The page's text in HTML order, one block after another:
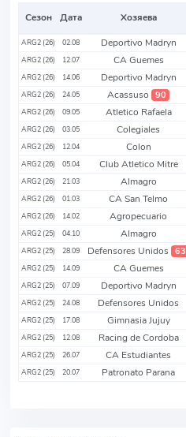
Сезон Дата Хозяева
ARG2 (26) 02.08 Deportivo Madryn
ARG2 (26) 12.07 CA Guemes
ARG2 (26) 14.06 Deportivo Madryn
ARG2 (26) 24.05 Acassuso 90
ARG2 (26) 09.05 Atletico Rafaela
ARG2 (26) 03.05 Colegiales
ARG2 (26) 12.04 Colon
ARG2 (26) 05.04 Club Atletico Mitre
ARG2 (26) 21.03 Almagro
ARG2 (26) 01.03 CA San Telmo
ARG2 (26) 14.02 Agropecuario
ARG2 (25) 04.10 Almagro
ARG2 (25) 28.09 Defensores Unidos 63
ARG2 (25) 14.09 CA Guemes
ARG2 (25) 07.09 Deportivo Madryn
ARG2 (25) 24.08 Defensores Unidos
ARG2 (25) 17.08 Gimnasia Jujuy
ARG2 (25) 12.08 Racing de Cordoba
ARG2 (25) 26.07 CA Estudiantes
ARG2 (25) 20.07 Patronato Parana